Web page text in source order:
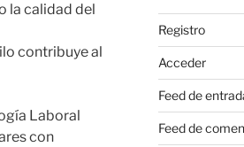
la calidad del
contribuye al
Laboral
con
Registro
Acceder
Feed de
Feed de